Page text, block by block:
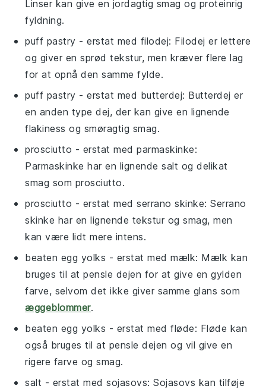
Linser kan give en jordagtig smag og proteinrig
fyldning.
puff pastry - erstat med filodej: Filodej er lettere
og giver en sprød tekstur, men kræver flere lag
for at opnå den samme fylde.
puff pastry - erstat med butterdej: Butterdej er
en anden type dej, der kan give en lignende
flakiness og smøragtig smag.
prosciutto - erstat medparmaskinke:
Parmaskinke har en lignende salt og delikat
smag som prosciutto.
prosciutto - erstat medserrano skinke: Serrano
skinke har en lignende tekstur og smag, men
kan være lidt mere intens.
beaten egg yolks - erstat medmælk: Mælk kan
bruges til at pensle dejen for at give en gylden
farve, selvom det ikke giver samme glans som
æggeblommer.
beaten egg yolks - erstat medfløde: Fløde kan
også bruges til at pensle dejen og vil give en
rigere farve og smag.
salt - erstat medsojasovs: Sojasovs kan tilføje